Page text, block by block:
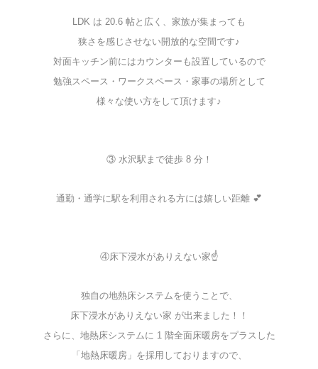
LDK は 20.6 帖と広く、家族が集まっても
狭さを感じさせない開放的な空間です♪
対面キッチン前にはカウンターも設置しているので
勉強スペース・ワークスペース・家事の場所として
様々な使い方をして頂けます♪
③ 水沢駅まで徒歩 8 分！
通勤・通学に駅を利用される方には嬉しい距離 💕
④床下浸水がありえない家☝
独自の地熱床システムを使うことで、
床下浸水がありえない家 が出来ました！！
さらに、地熱床システムに 1 階全面床暖房をプラスした
「地熱床暖房」を採用しておりますので、